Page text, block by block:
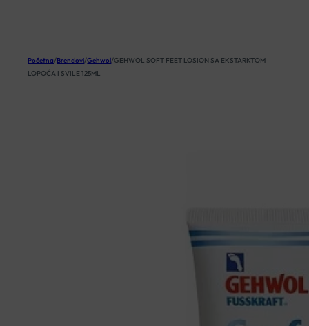
Početna/Brendovi/Gehwol/GEHWOL SOFT FEET LOSION SA EKSTARKTOM
LOPOČA I SVILE 125ML